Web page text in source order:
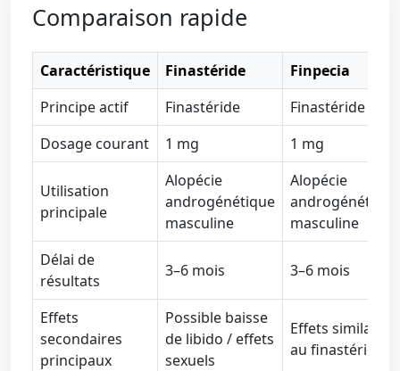
Comparaison rapide
Caractéristique Finastéride
Finpecia
Principe actif
Finastéride
Finastéride
Dosage courant
1 mg 1 mg
Utilisation
principale
Alopécie
androgénétique
masculine
Alopécie
androgénétique
masculine
Délai de
résultats
3–6 mois 3–6 mois
Effets
secondaires
principaux
Possible baisse
de libido / effets
sexuels
Effets similaires
au finastéride